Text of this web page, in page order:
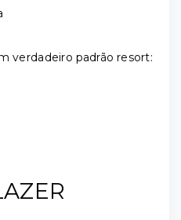
verdadeiro padrão resort: